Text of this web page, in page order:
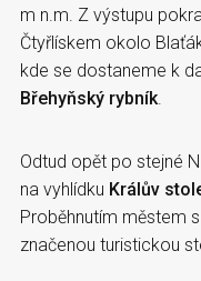
m n.m. Z výstupu
Čtyřlískem okolo
kde se dostaneme k
Břehyňský rybník.
Odtud opět po stejné
na vyhlídku Králův
Proběhnutím městem
značenou turistickou